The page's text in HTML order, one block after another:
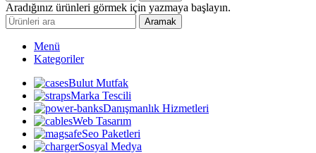
Aradığınız ürünleri görmek için yazmaya başlayın.
Aramak
Menü
Kategoriler
Bulut Mutfak
Marka Tescili
Danışmanlık Hizmetleri
Web Tasarım
Seo Paketleri
Sosyal Medya